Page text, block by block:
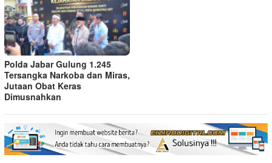
Polda Jabar Gulung 1.245
Tersangka Narkoba dan Miras,
Jutaan Obat Keras
Dimusnahkan